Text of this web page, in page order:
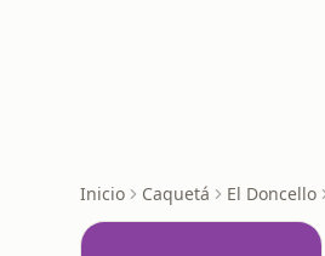
Inicio Caquetá El Doncello